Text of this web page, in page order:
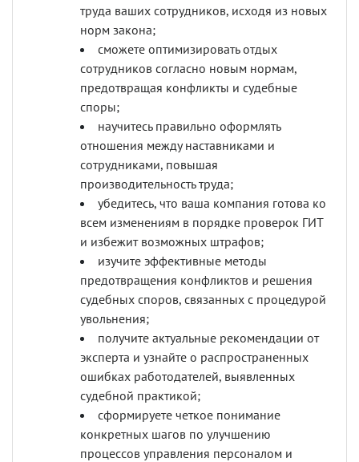
труда ваших сотрудников, исходя из новых
норм закона;
сможете оптимизировать отдых
сотрудников согласно новым нормам,
предотвращая конфликты и судебные
споры;
научитесь правильно оформлять
отношения между наставниками и
сотрудниками, повышая
производительность труда;
убедитесь, что ваша компания готова ко
всем изменениям в порядке проверок ГИТ
и избежит возможных штрафов;
изучите эффективные методы
предотвращения конфликтов и решения
судебных споров, связанных с процедурой
увольнения;
получите актуальные рекомендации от
эксперта и узнайте о распространенных
ошибках работодателей, выявленных
судебной практикой;
сформируете четкое понимание
конкретных шагов по улучшению
процессов управления персоналом и